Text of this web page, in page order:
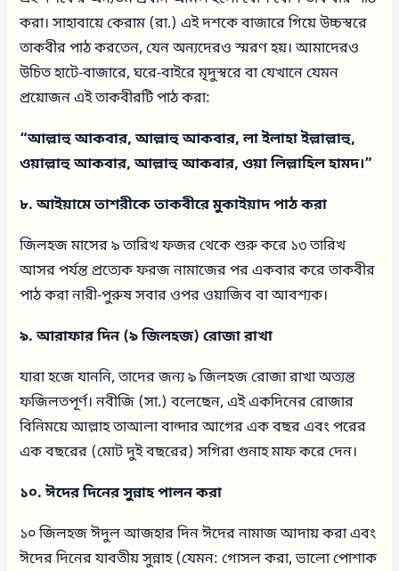
করা। সাহাবায়ে কেরাম (রা.) এই দশকে বাজারে গিয়ে উচ্চস্বরে
তাকবীর পাঠ করতেন, যেন অন্যদেরও স্মরণ হয়। আমাদেরও
উচিত হাটে-বাজারে, ঘরে-বাইরে মৃদুস্বরে বা যেখানে যেমন
প্রয়োজন এই তাকবীরটি পাঠ করা:
“আল্লাহু আকবার, আল্লাহু আকবার, লা ইলাহা ইল্লাল্লাহু,
ওয়াল্লাহু আকবার, আল্লাহু আকবার, ওয়া লিল্লাহিল হামদ।”
৮. আইয়ামে তাশরীকে তাকবীরে মুকাইয়াদ পাঠ করা
জিলহজ মাসের ৯ তারিখ ফজর থেকে শুরু করে ১৩ তারিখ
আসর পর্যন্ত প্রত্যেক ফরজ নামাজের পর একবার করে তাকবীর
পাঠ করা নারী-পুরুষ সবার ওপর ওয়াজিব বা আবশ্যক।
৯. আরাফার দিন (৯ জিলহজ) রোজা রাখা
যারা হজে যাননি, তাদের জন্য ৯ জিলহজ রোজা রাখা অত্যন্ত
ফজিলতপূর্ণ। নবীজি (সা.) বলেছেন, এই একদিনের রোজার
বিনিময়ে আল্লাহ তাআলা বান্দার আগের এক বছর এবং পরের
এক বছরের (মোট দুই বছরের) সগিরা গুনাহ মাফ করে দেন।
১০. ঈদের দিনের সুন্নাহ পালন করা
১০ জিলহজ ঈদুল আজহার দিন ঈদের নামাজ আদায় করা এবং
ঈদের দিনের যাবতীয় সুন্নাহ (যেমন: গোসল করা, ভালো পোশাক